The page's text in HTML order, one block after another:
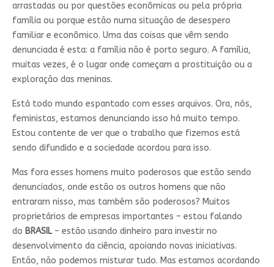
arrastadas ou por questões econômicas ou pela própria
família ou porque estão numa situação de desespero
familiar e econômico. Uma das coisas que vêm sendo
denunciada é esta: a família não é porto seguro. A família,
muitas vezes, é o lugar onde começam a prostituição ou a
exploração das meninas.
Está todo mundo espantado com esses arquivos. Ora, nós,
feministas, estamos denunciando isso há muito tempo.
Estou contente de ver que o trabalho que fizemos está
sendo difundido e a sociedade acordou para isso.
Mas fora esses homens muito poderosos que estão sendo
denunciados, onde estão os outros homens que não
entraram nisso, mas também são poderosos? Muitos
proprietários de empresas importantes – estou falando
do BRASIL – estão usando dinheiro para investir no
desenvolvimento da ciência, apoiando novas iniciativas.
Então, não podemos misturar tudo. Mas estamos acordando